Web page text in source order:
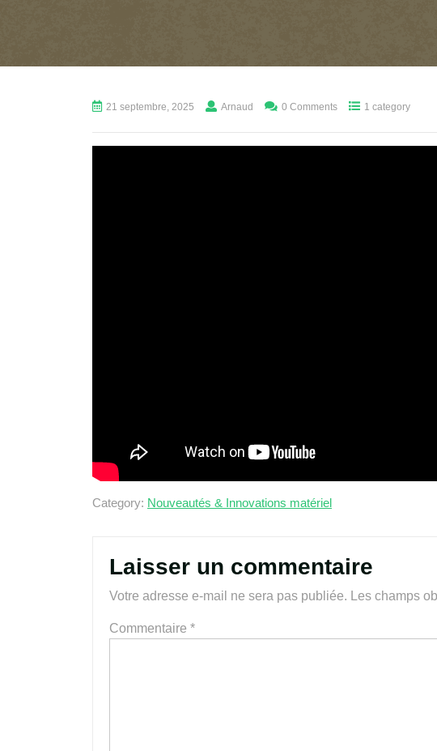
21 septembre, 2025 Arnaud 0 Comments 1 category
Category: Nouveautés & Innovations matériel
Laisser un commentaire
Votre adresse e-mail ne sera pas publiée. Les champs
Commentaire *